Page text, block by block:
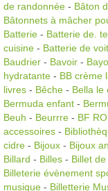
de randonnée - Bâton
Bâtonnets à mâcher
Batterie - Batterie de.
cuisine - Batterie de
Baudrier - Bavoir -
hydratante - BB crème
livres - Bêche - Bella le
Bermuda enfant -
Beuh - Beurrre - BF
accessoires -
cidre - Bijoux - Bijoux
Billard - Billes - Billet
Billeterie évènement
musique - Billetterie